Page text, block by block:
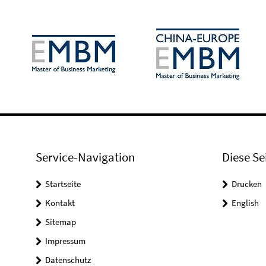
Service-Navigation
Startseite
Kontakt
Sitemap
Impressum
Datenschutz
Diese
Drucken
English